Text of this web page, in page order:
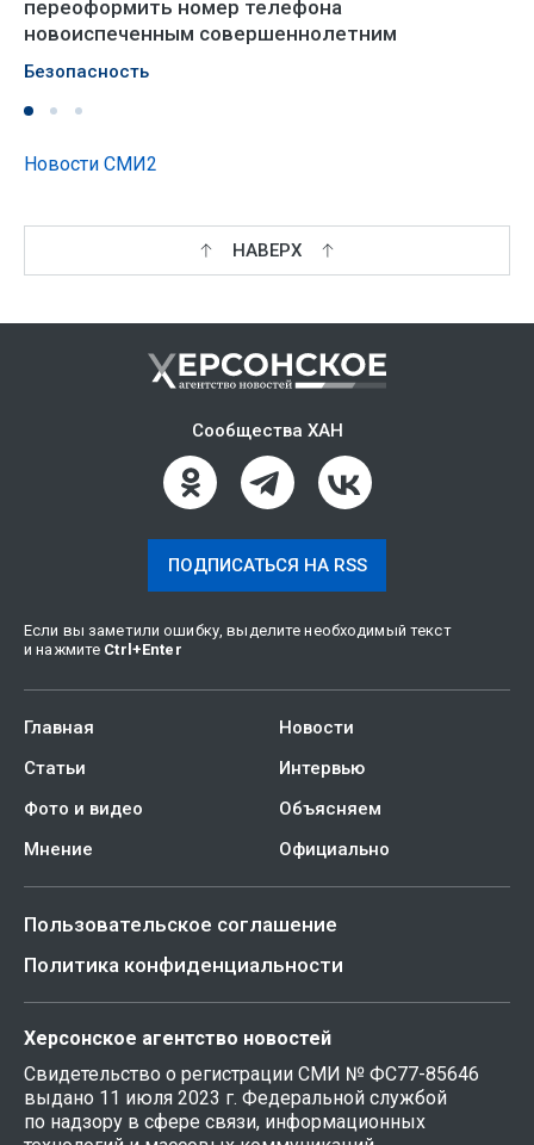
переоформить номер телефона
новоиспеченным совершеннолетним
Безопасность
Новости СМИ2
НАВЕРХ
Сообщества ХАН
ПОДПИСАТЬСЯ НА RSS
Если вы заметили ошибку, выделите необходимый текст
и нажмите Ctrl +Enter
Главная
Новости
Статьи
Интервью
Фото и видео
Объясняем
Мнение
Официально
Пользовательское соглашение
Политика конфиденциальности
Херсонское агентство новостей
Свидетельство о регистрации СМИ № ФС77-85646
выдано 11 июля 2023 г. Федеральной службой
по надзору в сфере связи, информационных